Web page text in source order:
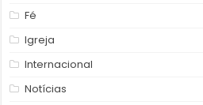
Fé
Igreja
Internacional
Notícias